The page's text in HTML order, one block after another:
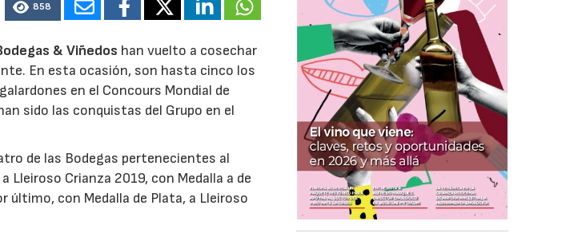
858
& Viñedos han vuelto a cosechar
En esta ocasión, son hasta cinco los
en el Concours Mondial de
sido las conquistas del Grupo en el
de las Bodegas pertenecientes al
Lleiroso Crianza 2019, con Medalla a de
último, con Medalla de Plata, a Lleiroso